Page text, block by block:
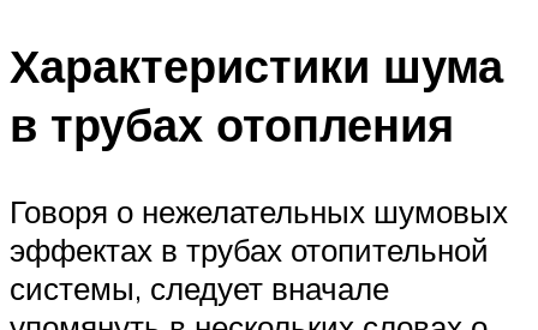
Характеристики шума
в трубах отопления
Говоря о нежелательных шумовых
эффектах в трубах отопительной
системы, следует вначале